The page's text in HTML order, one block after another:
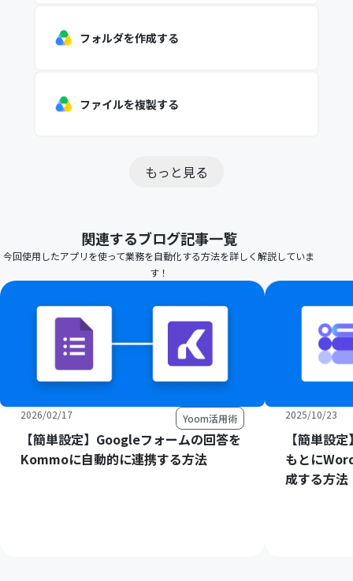
フォルダを作成する
ファイルを複製する
もっと見る
関連するブログ記事一覧
今回使用したアプリを使って業務を自動化する方法を詳しく解説していま
す！
2026/02/17 Yoom活用術
【簡単設定】Googleフォームの回答を
Kommoに自動的に連携する方法
2025/10/23
【簡単設
もとに
成する方法